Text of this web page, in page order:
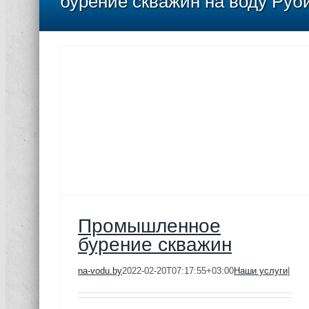
Промышленное
бурение скважин
na-vodu.by2022-02-20T07:17:55+03:00Наши услуги